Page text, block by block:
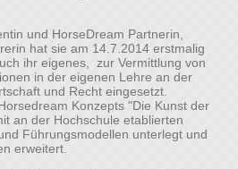
und HorseDream Partnerin,
hat sie am 14.7.2014 erstmalig
ihr eigenes, zur Vermittlung von
in der eigenen Lehre an der
und Recht eingesetzt.
Konzepts "Die Kunst der
an der Hochschule etablierten
Führungsmodellen unterlegt und
erweitert.